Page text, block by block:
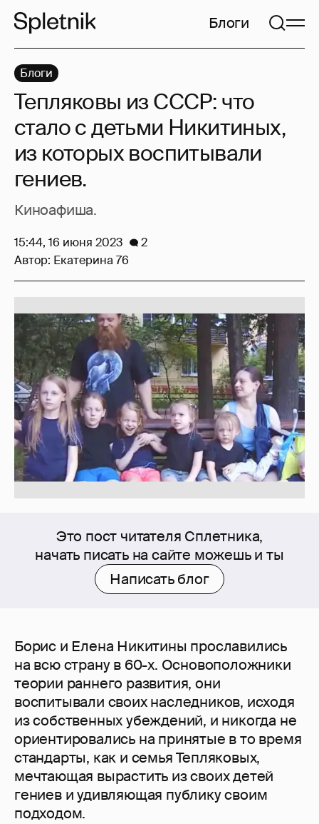
Блоги
Это пост читателя Сплетника,
начать писать на сайте можешь и ты
Написать блог
Борис и Елена Никитины прославились
на всю страну в 60-х. Основоположники
теории раннего развития, они
воспитывали своих наследников, исходя
из собственных убеждений, и никогда не
ориентировались на принятые в то время
стандарты, как и семья Тепляковых,
мечтающая вырастить из своих детей
гениев и удивляющая публику своим
подходом.
Блоги
Тепляковы из СССР: что
стало с детьми Никитиных,
из которых воспитывали
гениев.
Киноафиша.
15:44, 16 июня 2023
2
Автор: Екатерина 76